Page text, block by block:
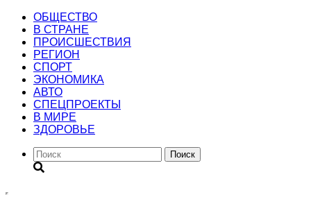
ОБЩЕСТВО
В СТРАНЕ
ПРОИСШЕСТВИЯ
РЕГИОН
CПОРТ
ЭКОНОМИКА
АВТО
СПЕЦПРОЕКТЫ
В МИРЕ
ЗДОРОВЬЕ
Поиск